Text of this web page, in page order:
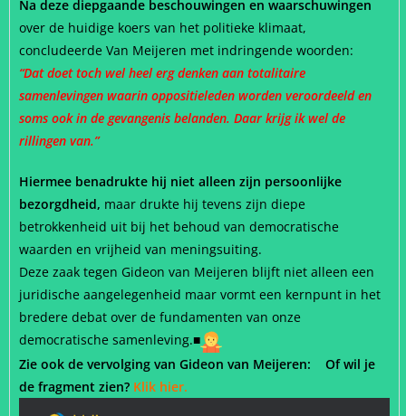
Na deze diepgaande beschouwingen en waarschuwingen
over de huidige koers van het politieke klimaat,
concludeerde Van Meijeren met indringende woorden:
“Dat doet toch wel heel erg denken aan totalitaire
samenlevingen waarin oppositieleden worden veroordeeld en
soms ook in de gevangenis belanden. Daar krijg ik wel de
rillingen van.”
Hiermee benadrukte hij niet alleen zijn persoonlijke
bezorgdheid, maar drukte hij tevens zijn diepe
betrokkenheid uit bij het behoud van democratische
waarden en vrijheid van meningsuiting.
Deze zaak tegen Gideon van Meijeren blijft niet alleen een
juridische aangelegenheid maar vormt een kernpunt in het
bredere debat over de fundamenten van onze
democratische samenleving.■
Zie ook de vervolging van Gideon van Meijeren: Of wil je
de fragment zien? Klik hier.